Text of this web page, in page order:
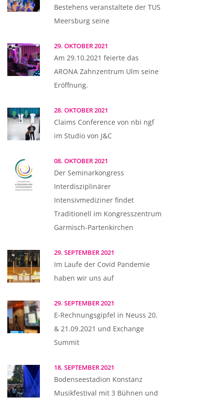
Bestehens veranstaltete der TUS
Meersburg seine
29. OKTOBER 2021
Am 29.10.2021 feierte das
ARONA Zahnzentrum Ulm seine
Eröffnung.
28. OKTOBER 2021
Claims Conference von nbi ngf
im Studio von J&C
08. OKTOBER 2021
Der Seminarkongress
Interdisziplinärer
Intensivmediziner findet
Traditionell im Kongresszentrum
Garmisch-Partenkirchen
29. SEPTEMBER 2021
Im Laufe der Covid Pandemie
haben wir uns auf
29. SEPTEMBER 2021
E-Rechnungsgipfel in Neuss 20.
& 21.09.2021 und Exchange
Summit
18. SEPTEMBER 2021
Bodenseestadion Konstanz
Musikfestival mit 3 Bühnen und